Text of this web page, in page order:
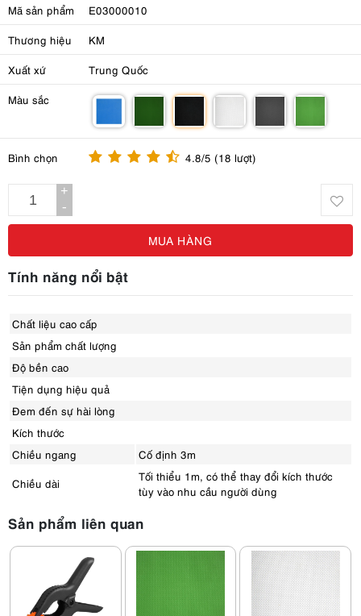
Mã sản phẩm E03000010
Thương hiệu KM
Xuất xứ Trung Quốc
Màu sắc
Bình chọn 4.8/5 (18 lượt)
+
-
MUA HÀNG
Tính năng nổi bật
Chất liệu cao cấp
Sản phẩm chất lượng
Độ bền cao
Tiện dụng hiệu quả
Đem đến sự hài lòng
Kích thước
Chiều ngang
Cố định 3m
Chiều dài
Tối thiểu 1m, có thể thay đổi kích thước
tùy vào nhu cầu người dùng
Sản phẩm liên quan